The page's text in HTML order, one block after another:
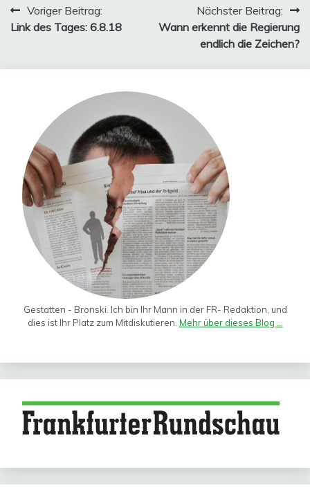
Beitragsnavigation
Voriger Beitrag:
Link des Tages: 6.8.18
Nächster Beitrag:
Wann erkennt die Regierung
endlich die Zeichen?
Gestatten - Bronski. Ich bin Ihr Mann in der FR- Redaktion, und
dies ist Ihr Platz zum Mitdiskutieren. Mehr über dieses Blog ...